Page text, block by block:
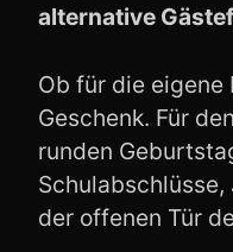
alternative
Ob für die eigene
Geschenk. Für
runden
der offenen Tür